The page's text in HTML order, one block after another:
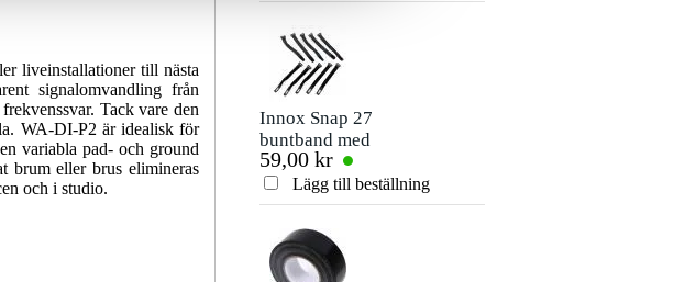
liveinstallationer till nästa
signalomvandling från
Tack vare den
WA-DI-P2 är idealisk för
variabla pad- och ground
brum eller brus elimineras
och i studio.
Skicka
Innox Snap 27
buntband med
kardborreband
(10st)
59,00 kr
Lägg till beställning